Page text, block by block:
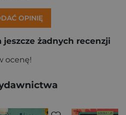
OPINIĘ
żadnych recenzji
ocenę!